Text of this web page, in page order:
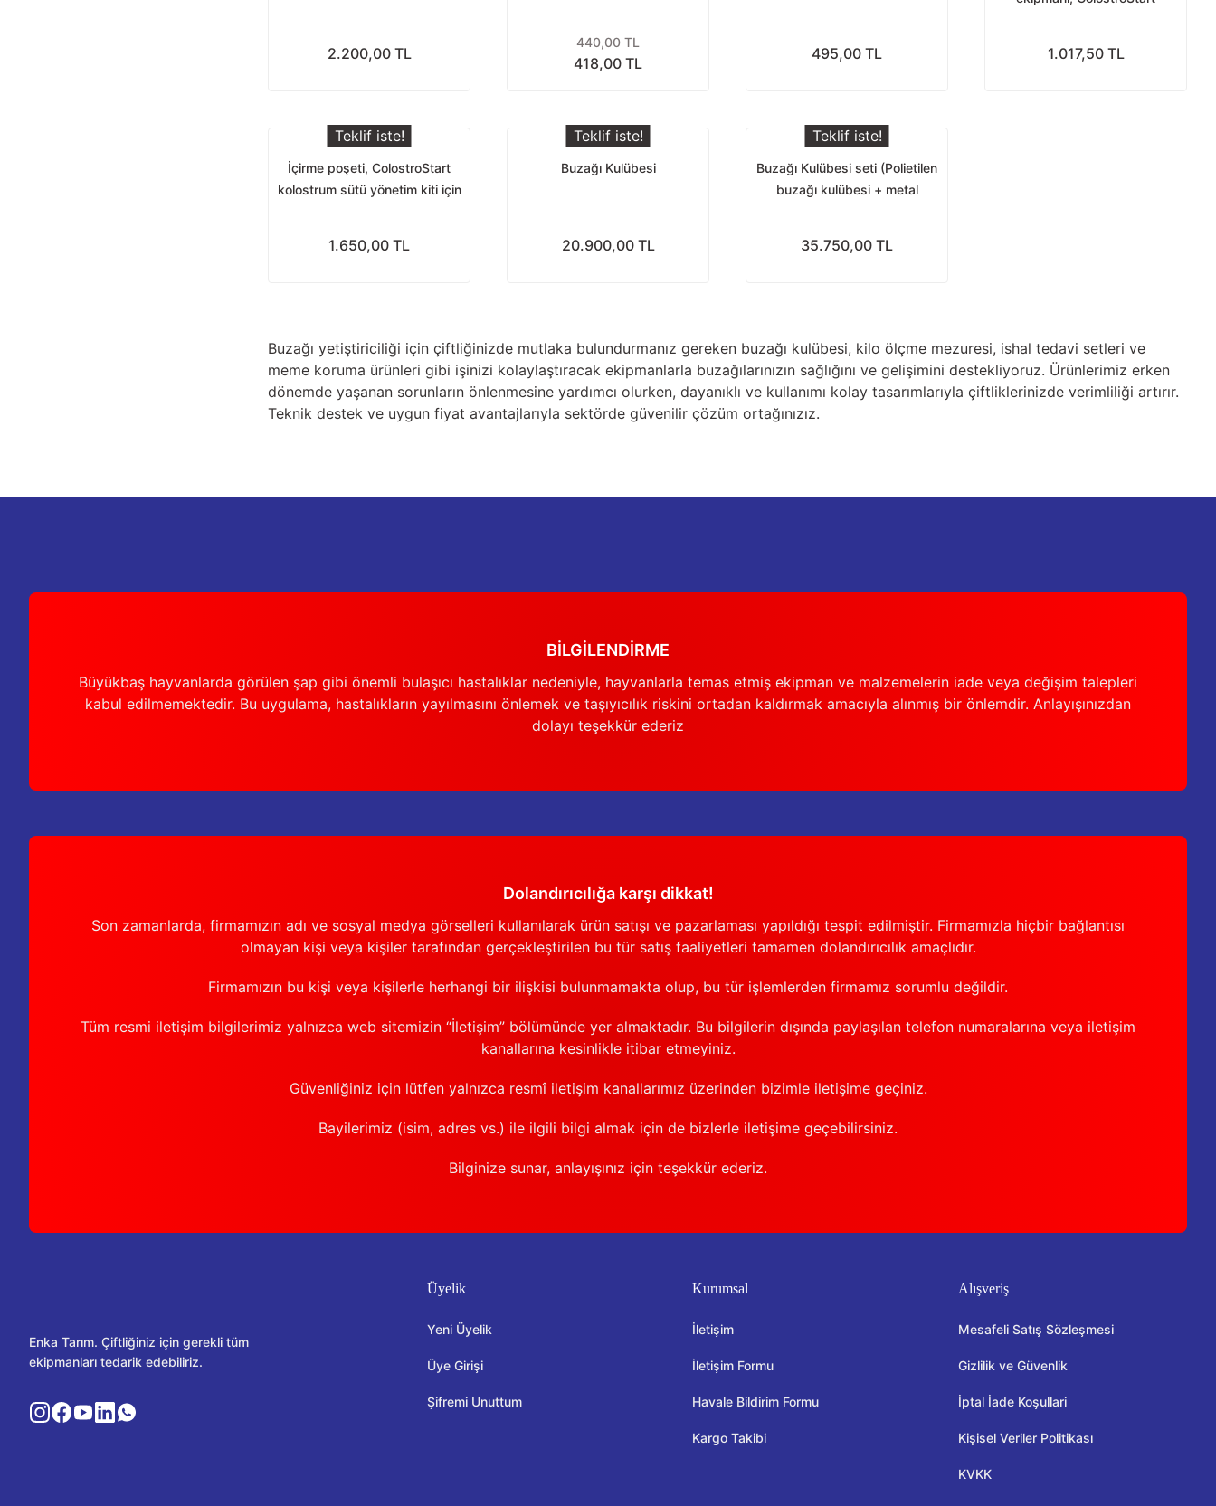
2.200,00 TL
440,00 TL
418,00 TL
495,00 TL 1.017,50 TL
Teklif iste!
İçirme poşeti, ColostroStart
kolostrum sütü yönetim kiti için
1.650,00 TL
Teklif iste!
Buzağı Kulübesi
20.900,00 TL
Teklif iste!
Buzağı Kulübesi seti (Polietilen
buzağı kulübesi + metal
35.750,00 TL
Buzağı yetiştiriciliği için çiftliğinizde mutlaka bulundurmanız gereken buzağı kulübesi, kilo ölçme mezuresi, ishal tedavi setleri ve
meme koruma ürünleri gibi işinizi kolaylaştıracak ekipmanlarla buzağılarınızın sağlığını ve gelişimini destekliyoruz. Ürünlerimiz erken
dönemde yaşanan sorunların önlenmesine yardımcı olurken, dayanıklı ve kullanımı kolay tasarımlarıyla çiftliklerinizde verimliliği artırır.
Teknik destek ve uygun fiyat avantajlarıyla sektörde güvenilir çözüm ortağınızız.
BİLGİLENDİRME
Büyükbaş hayvanlarda görülen şap gibi önemli bulaşıcı hastalıklar nedeniyle, hayvanlarla temas etmiş ekipman ve malzemelerin iade veya değişim talepleri
kabul edilmemektedir. Bu uygulama, hastalıkların yayılmasını önlemek ve taşıyıcılık riskini ortadan kaldırmak amacıyla alınmış bir önlemdir. Anlayışınızdan
dolayı teşekkür ederiz
Dolandırıcılığa karşı dikkat!
Son zamanlarda, firmamızın adı ve sosyal medya görselleri kullanılarak ürün satışı ve pazarlaması yapıldığı tespit edilmiştir. Firmamızla hiçbir bağlantısı
olmayan kişi veya kişiler tarafından gerçekleştirilen bu tür satış faaliyetleri tamamen dolandırıcılık amaçlıdır.
Firmamızın bu kişi veya kişilerle herhangi bir ilişkisi bulunmamakta olup, bu tür işlemlerden firmamız sorumlu değildir.
Tüm resmi iletişim bilgilerimiz yalnızca web sitemizin “İletişim” bölümünde yer almaktadır. Bu bilgilerin dışında paylaşılan telefon numaralarına veya iletişim
kanallarına kesinlikle itibar etmeyiniz.
Güvenliğiniz için lütfen yalnızca resmî iletişim kanallarımız üzerinden bizimle iletişime geçiniz.
Bayilerimiz (isim, adres vs.) ile ilgili bilgi almak için de bizlerle iletişime geçebilirsiniz.
Bilginize sunar, anlayışınız için teşekkür ederiz.
Enka Tarım. Çiftliğiniz için gerekli tüm
ekipmanları tedarik edebiliriz.
Üyelik
Yeni Üyelik
Üye Girişi
Şifremi Unuttum
Kurumsal
İletişim
İletişim Formu
Havale Bildirim Formu
Kargo Takibi
Alışveriş
Mesafeli Satış Sözleşmesi
Gizlilik ve Güvenlik
İptal İade Koşullari
Kişisel Veriler Politikası
KVKK